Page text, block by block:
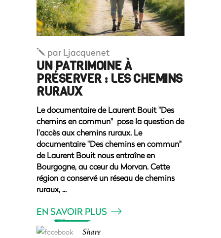
par Ljacquenet
UN PATRIMOINE À
PRÉSERVER : LES CHEMINS
RURAUX
Le documentaire de Laurent Bouit "Des
chemins en commun" pose la question de
l’accès aux chemins ruraux. Le
documentaire "Des chemins en commun"
de Laurent Bouit nous entraîne en
Bourgogne, au cœur du Morvan. Cette
région a conservé un réseau de chemins
ruraux,
EN SAVOIR PLUS
Share